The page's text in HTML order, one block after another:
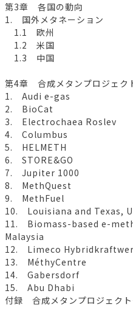
第3章 各国の動向
1. 国外メタネーション
1.1 欧州
1.2 米国
1.3 中国
第4章 合成メタンプロジェク
1. Audi e-gas
2. BioCat
3. Electrochaea Roslev
4. Columbus
5. HELMETH
6. STORE&GO
7. Jupiter 1000
8. MethQuest
9. MethFuel
10. Louisiana and Texas,
11. Biomass-based e-
Malaysia
12. Limeco
13. MéthyCentre
14. Gabersdorf
15. Abu Dhabi
付録 合成メタンプロジェク